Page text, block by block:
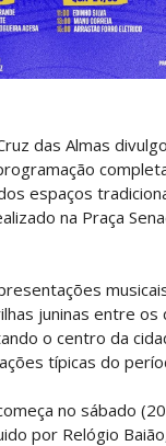
das Almas
espaços
na Praça
juninas entre os
o centro da
típicas do
no sábado
por Relógio